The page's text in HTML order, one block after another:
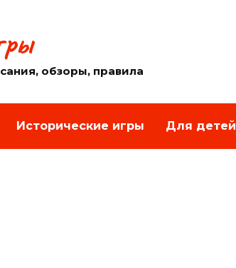
обзоры, правила
Исторические игры Для детей